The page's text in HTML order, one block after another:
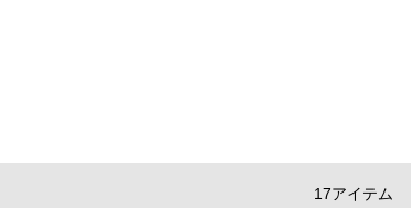
17アイテム